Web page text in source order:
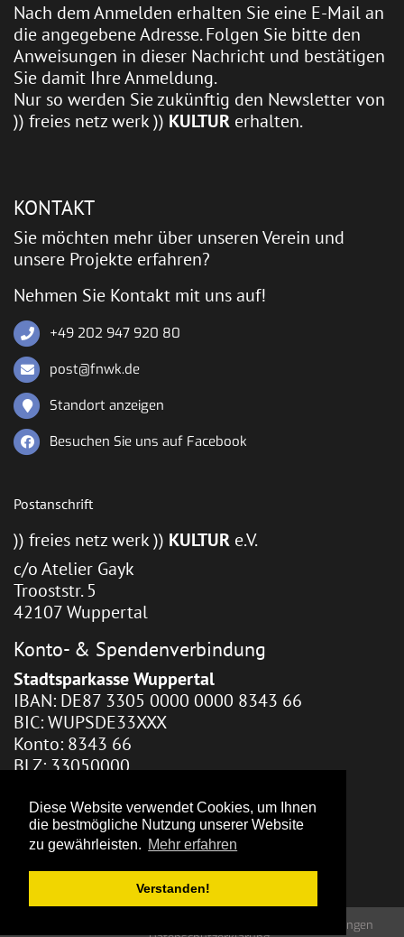
Diese Website verwendet Cookies, um Ihnen
die bestmögliche Nutzung unserer Website
zu gewährleisten. Mehr erfahren
Verstanden!
Nach dem Anmelden erhalten Sie eine E-Mail an
die angegebene Adresse. Folgen Sie bitte den
Anweisungen in dieser Nachricht und bestätigen
Sie damit Ihre Anmeldung.
Nur so werden Sie zukünftig den Newsletter von
)) freies netz werk )) KULTUR erhalten.
KONTAKT
Sie möchten mehr über unseren Verein und
unsere Projekte erfahren?
Nehmen Sie Kontakt mit uns auf!
+49 202 947 920 80
post@fnwk.de
Standort anzeigen
Besuchen Sie uns auf Facebook
Postanschrift
)) freies netz werk )) KULTUR e.V.
c/o Atelier Gayk
Trooststr. 5
42107 Wuppertal
Konto- & Spendenverbindung
Stadtsparkasse Wuppertal
IBAN: DE87 3305 0000 0000 8343 66
BIC: WUPSDE33XXX
Konto: 8343 66
BLZ: 33050000
Webhosting / Redaktion
Zara Gayk
Nutzungsbedingungen